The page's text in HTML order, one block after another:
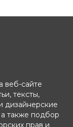
веб-сайте
тексты,
дизайнерские
также подбор
прав и